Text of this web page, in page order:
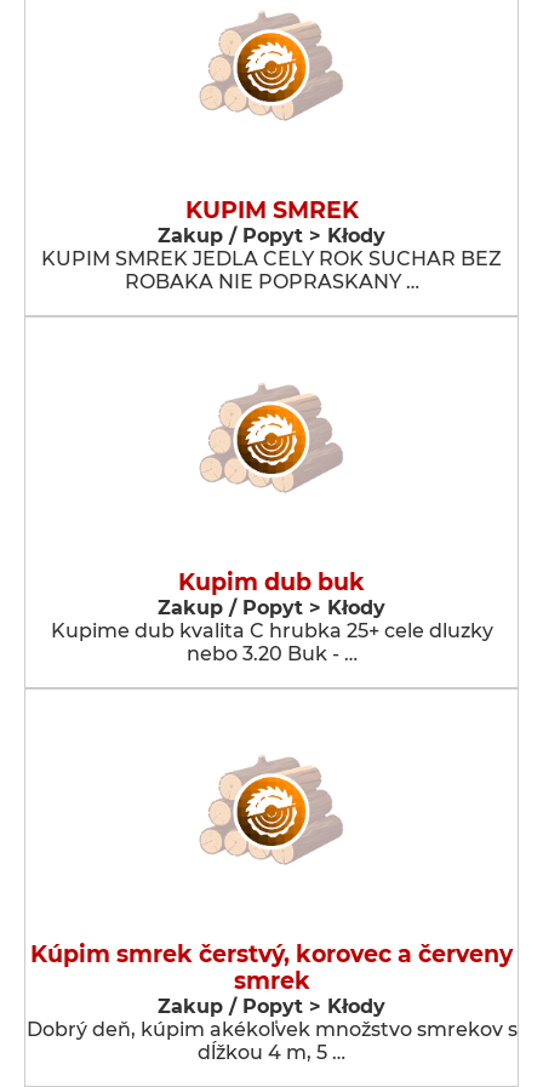
KUPIM SMREK
Zakup / Popyt > Kłody
KUPIM SMREK JEDLA CELY ROK SUCHAR BEZ
ROBAKA NIE POPRASKANY …
Kupim dub buk
Zakup / Popyt > Kłody
Kupime dub kvalita C hrubka 25+ cele dluzky
nebo 3.20 Buk - …
Kúpim smrek čerstvý, korovec a červeny
smrek
Zakup / Popyt > Kłody
Dobrý deň, kúpim akékoľvek množstvo smrekov s
dĺžkou 4 m, 5 …